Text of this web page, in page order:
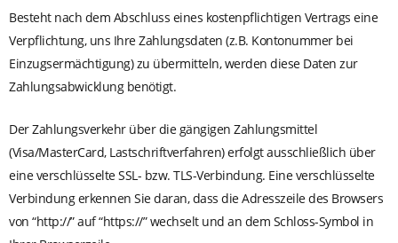
Besteht nach dem Abschluss eines kostenpflichtigen Vertrags eine
Verpflichtung, uns Ihre Zahlungsdaten (z.B. Kontonummer bei
Einzugsermächtigung) zu übermitteln, werden diese Daten zur
Zahlungsabwicklung benötigt.
Der Zahlungsverkehr über die gängigen Zahlungsmittel
(Visa/MasterCard, Lastschriftverfahren) erfolgt ausschließlich über
eine verschlüsselte SSL- bzw. TLS-Verbindung. Eine verschlüsselte
Verbindung erkennen Sie daran, dass die Adresszeile des Browsers
von “http://” auf “https://” wechselt und an dem Schloss-Symbol in